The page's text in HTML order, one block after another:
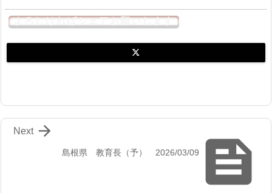
よろしければシェアお願いします

島根県 教育長（予） 2026/03/09

Next